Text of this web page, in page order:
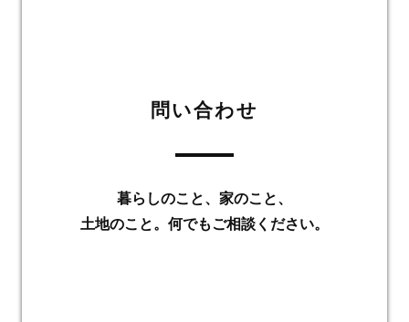
問い合わせ
暮らしのこと、家のこと、
土地のこと。何でもご相談ください。